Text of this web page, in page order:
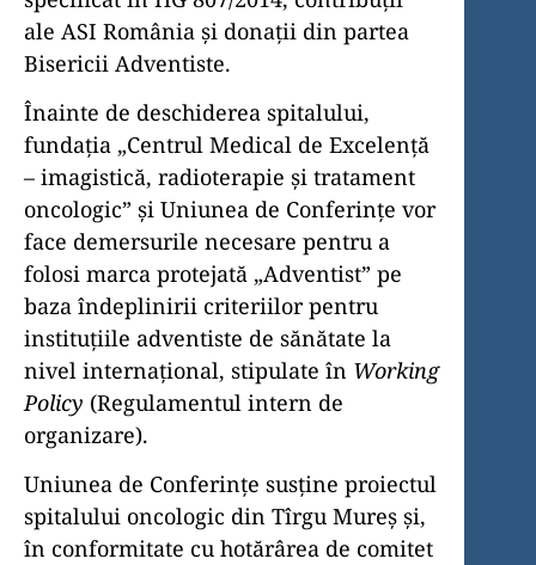
ale ASI România și donații din partea
Bisericii Adventiste.
Înainte de deschiderea spitalului,
fundația „Centrul Medical de Excelență
– imagistică, radioterapie și tratament
oncologic” și Uniunea de Conferințe vor
face demersurile necesare pentru a
folosi marca protejată „Adventist” pe
baza îndeplinirii criteriilor pentru
instituțiile adventiste de sănătate la
nivel internațional, stipulate în Working
Policy (Regulamentul intern de
organizare).
Uniunea de Conferințe susține proiectul
spitalului oncologic din Tîrgu Mureș și,
în conformitate cu hotărârea de comitet